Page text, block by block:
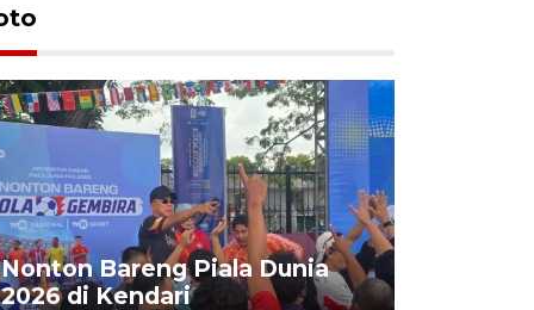
Nonton Bareng Piala Dunia
2026 di Kendari